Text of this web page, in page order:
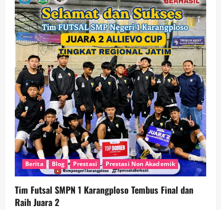
Berita Blog Prestasi Prestasi Non Akademik
Tim Futsal SMPN 1 Karangploso Tembus Final dan
Raih Juara 2